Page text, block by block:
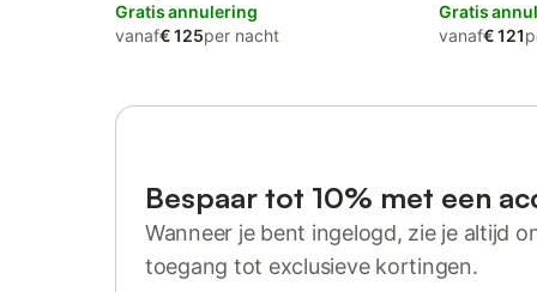
Kinderzwembad
Gratis annulering
vanaf€ 125per nacht
Gratis
vanaf€ 121
Bespaar tot 10% met een
Wanneer je bent ingelogd, zie je altijd
toegang tot exclusieve kortingen.